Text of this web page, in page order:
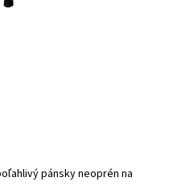
pánsky neoprén na